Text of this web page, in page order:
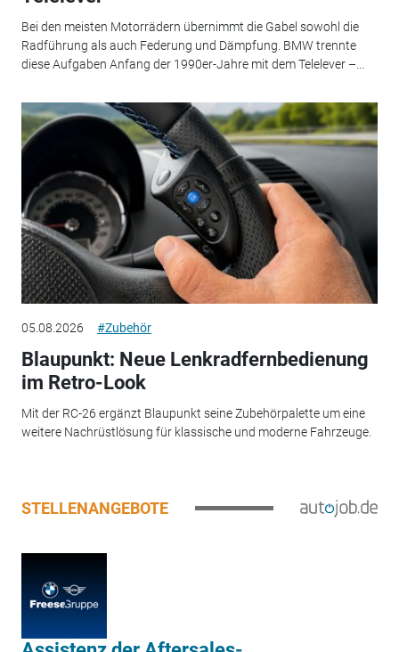
Bei den meisten Motorrädern übernimmt die Gabel sowohl die
Radführung als auch Federung und Dämpfung. BMW trennte
diese Aufgaben Anfang der 1990er-Jahre mit dem Telelever –...
05.08.2026 #Zubehör
Blaupunkt: Neue Lenkradfernbedienung
im Retro-Look
Mit der RC-26 ergänzt Blaupunkt seine Zubehörpalette um eine
weitere Nachrüstlösung für klassische und moderne Fahrzeuge.
STELLENANGEBOTE